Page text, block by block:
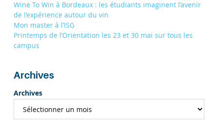
Wine To Win à Bordeaux : les étudiants imaginent l’avenir
de l’expérience autour du vin
Mon master à l’ISG
Printemps de l’Orientation les 23 et 30 mai sur tous les
campus
Archives
Archives